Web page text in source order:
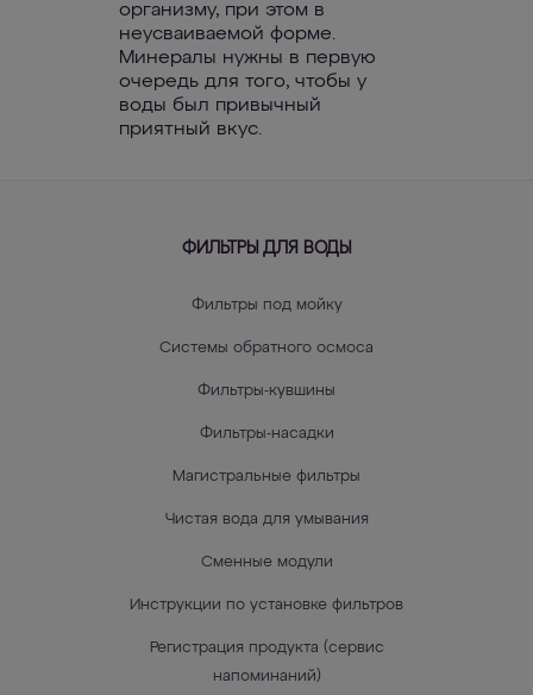
организму, при этом в
неусваиваемой форме.
Минералы нужны в первую
очередь для того, чтобы у
воды был привычный
приятный вкус.
ФИЛЬТРЫ ДЛЯ ВОДЫ
Фильтры под мойку
Системы обратного осмоса
Фильтры-кувшины
Фильтры-насадки
Магистральные фильтры
Чистая вода для умывания
Сменные модули
Инструкции по установке фильтров
Регистрация продукта (сервис
напоминаний)